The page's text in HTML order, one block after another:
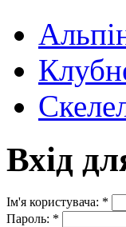
Вхід
Ім'я користувача: *
Пароль: *